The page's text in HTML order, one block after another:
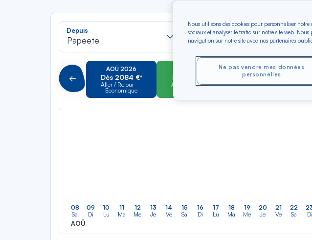
Depuis
Papeete
Rechercher
dans
liste
Vers
Pointe-à-Pitre
Précédent
AOÛ 2026
Dès 2084 €*
Aller / Retour —
Économique
Dès 1742 €*
Aller / Retour —
OCT 2026
Dès 1742 €*
Aller / Retour —
08
Sa
AOÛ
09
Di
10
Lu
11
Ma
12
Me
13
Je
14
Ve
15
Sa
16
Di
17
Lu
18
Ma
19
Me
20
Je
21
Ve
22
Sa
Di
Nous utilisons des cookies pour personnaliser
sociaux et analyser le trafic sur notre site web.
navigation sur notre site avec nos partenaires
Ne pas vendre mes données
personnelles